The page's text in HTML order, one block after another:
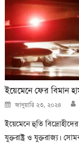
ইয়েমেনে ফের বিমান
Posted
on
জানুয়ারি ২৩, ২০২৪
ইয়েমেনে হুতি
যুক্তরাষ্ট্র ও যুক্তরাজ্য।